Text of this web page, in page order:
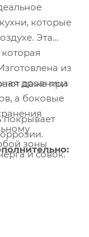
которые
Эта
из
дровница
а боковые
зоны
даже при
покрывает
и совок.